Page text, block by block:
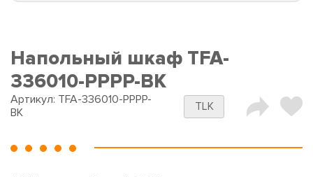
Напольный шкаф TFA-
336010-PPPP-BK
Артикул: TFA-336010-PPPP-
BK
TLK